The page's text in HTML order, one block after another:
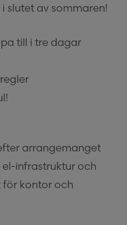
slutet av sommaren!
till i tre dagar
arrangemanget
infrastruktur och
kontor och